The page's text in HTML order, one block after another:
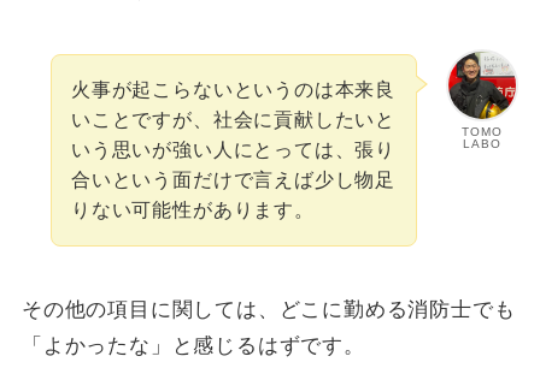
TOMO
LABO
火事が起こらないというのは本来良
いことですが、社会に貢献したいと
いう思いが強い人にとっては、張り
合いという面だけで言えば少し物足
りない可能性があります。
その他の項目に関しては、どこに勤める消防士でも
「よかったな」と感じるはずです。